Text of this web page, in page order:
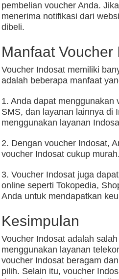
pembelian voucher Anda.
menerima notifikasi dari
dibeli.
Manfaat Voucher
Voucher Indosat memiliki
adalah beberapa manfaat
1. Anda dapat menggunakan
SMS, dan layanan lainnya di
menggunakan layanan
2. Dengan voucher Indosat,
voucher Indosat cukup murah.
3. Voucher Indosat juga
online seperti Tokopedia,
Anda untuk mendapatkan
Kesimpulan
Voucher Indosat adalah
menggunakan layanan
voucher Indosat beragam
pilih. Selain itu, voucher